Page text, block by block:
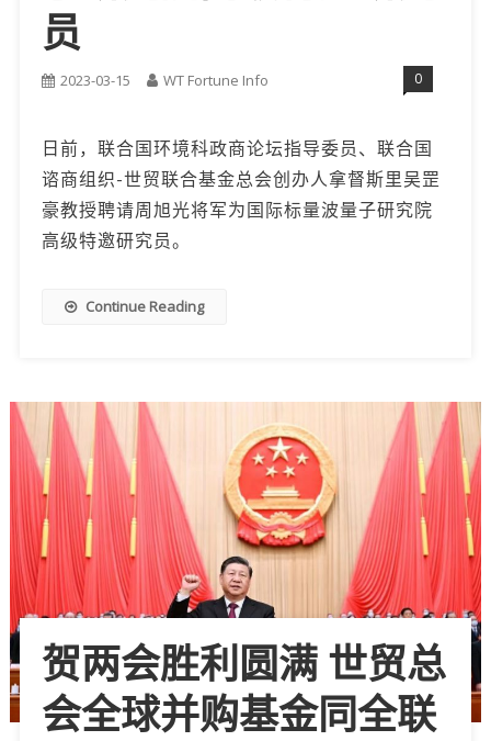
员
2023-03-15 WT Fortune Info 0
日前，联合国环境科政商论坛指导委员、联合国
谘商组织-世贸联合基金总会创办人拿督斯里吴罡
豪教授聘请周旭光将军为国际标量波量子研究院
高级特邀研究员。
Continue Reading
贺两会胜利圆满 世贸总
会全球并购基金同全联